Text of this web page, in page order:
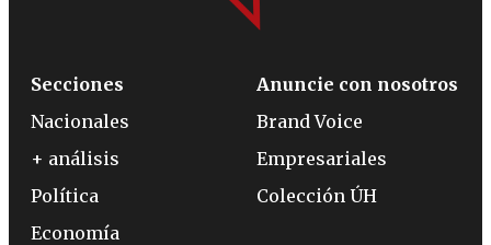
Secciones
Nacionales
+ análisis
Política
Economía
Anuncie con nosotros
Brand Voice
Empresariales
Colección ÚH